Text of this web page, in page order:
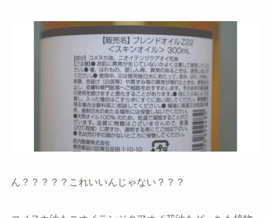
ん？？？？？これいいんじゃない？？？